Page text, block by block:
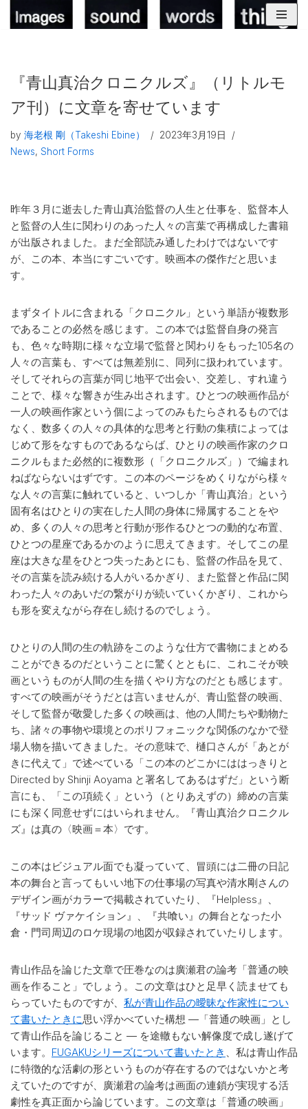
ン
ツ
ス
キ
『青山真治クロニクルズ』（リトルモ
ア刊）に文章を寄せています
by 海老根 剛（Takeshi Ebine）
2023年3月19日
News, Short Forms
昨年３月に逝去した青山真治監督の人生と仕事を、監督本人
と監督の人生に関わりのあった人々の言葉で再構成した書籍
が出版されました。まだ全部読み通したわけではないです
が、この本、本当にすごいです。映画本の傑作だと思いま
す。
まずタイトルに含まれる「クロニクル」という単語が複数形
であることの必然を感じます。この本では監督自身の発言
も、色々な時期に様々な立場で監督と関わりをもった105名の
人々の言葉も、すべては無差別に、同列に扱われています。
そしてそれらの言葉が同じ地平で出会い、交差し、すれ違う
ことで、様々な響きが生み出されます。ひとつの映画作品が
一人の映画作家という個によってのみもたらされるものでは
なく、数多くの人々の具体的な思考と行動の集積によっては
じめて形をなすものであるならば、ひとりの映画作家のクロ
ニクルもまた必然的に複数形（「クロニクルズ」）で編まれ
ねばならないはずです。この本のページをめくりながら様々
な人々の言葉に触れていると、いつしか「青山真治」という
固有名はひとりの実在した人間の身体に帰属することをや
め、多くの人々の思考と行動が形作るひとつの動的な布置、
ひとつの星座であるかのように思えてきます。そしてこの星
座は大きな星をひとつ失ったあとにも、監督の作品を見て、
その言葉を読み続ける人がいるかぎり、また監督と作品に関
わった人々のあいだの繋がりが続いていくかぎり、これから
も形を変えながら存在し続けるのでしょう。
ひとりの人間の生の軌跡をこのような仕方で書物にまとめる
ことができるのだということに驚くとともに、これこそが映
画というものが人間の生を描くやり方なのだとも感じます。
すべての映画がそうだとは言いませんが、青山監督の映画、
そして監督が敬愛した多くの映画は、他の人間たちや動物た
ち、諸々の事物や環境とのポリフォニックな関係のなかで登
場人物を描いてきました。その意味で、樋口さんが「あとが
きに代えて」で述べている「この本のどこかにははっきりと
Directed by Shinji Aoyama と署名してあるはずだ」という断
言にも、「この項続く」という（とりあえずの）締めの言葉
にも深く同意せずにはいられません。『青山真治クロニクル
ズ』は真の〈映画＝本〉です。
この本はビジュアル面でも凝っていて、冒頭には二冊の日記
本の舞台と言ってもいい地下の仕事場の写真や清水剛さんの
デザイン画がカラーで掲載されていたり、『Helpless』、
『サッド ヴァケイション』、『共喰い』の舞台となった小
倉・門司周辺のロケ現場の地図が収録されていたりします。
青山作品を論じた文章で圧巻なのは廣瀬君の論考「普通の映
画を作ること」でしょう。この文章はひと足早く読ませても
らっていたものですが、 私が青山作品の曖昧な作家性につい
て書いたときに思い浮かべていた構想 ―「普通の映画」とし
て青山作品を論じること ― を途轍もない解像度で成し遂げて
います。 FUGAKUシリーズについて書いたとき 、私は青山作品
に特徴的な活劇の形というものが存在するのではないかと考
えていたのですが、廣瀬君の論考は画面の連鎖が実現する活
劇性を真正面から論じています。この文章は「普通の映画」